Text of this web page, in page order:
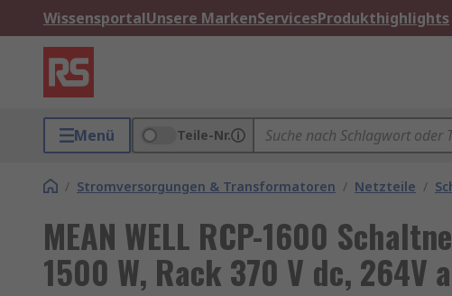
WissensportalUnsere MarkenServicesProdukthighlights
Menü Teile-Nr.
/ Stromversorgungen & Transformatoren / Netzteile /
MEAN WELL RCP-1600
1500 W, Rack 370 V dc, 264V